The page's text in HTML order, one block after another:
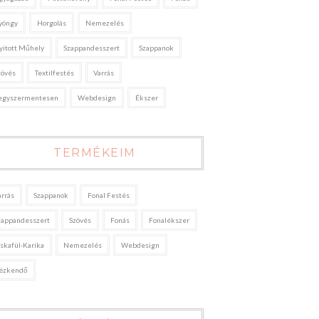
Horgolás Nemezelés
Műhely Szappandesszert Szappanok
Textilfestés Varrás
Webdesign Ékszer
TERMÉKEIM
Szappanok Fonal Festés
Szövés Fonás Fonalékszer
Karika Nemezelés Webdesign